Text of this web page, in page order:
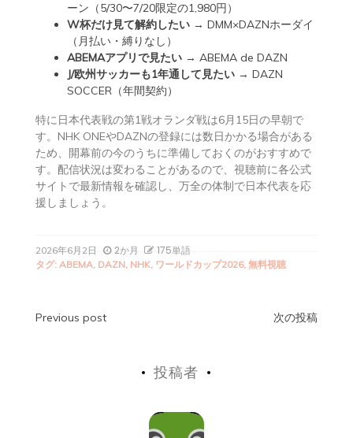
ーン（5/30〜7/20限定の1,980円）
W杯だけ見て解約したい→ DMM×DAZNホーダイ
（月払い・縛りなし）
ABEMAアプリで見たい→ ABEMA de DAZN
J/欧州サッカーも1年通して見たい→ DAZN
SOCCER（年間契約）
特に日本代表戦の第1戦オランダ戦は6月15日の早朝で
す。NHK ONEやDAZNの登録には数日かかる場合がある
ため、開幕前の今のうちに準備しておくのがおすすめで
す。配信状況は変わることがあるので、視聴前に各公式
サイトで最新情報を確認し、万全の体制で日本代表を応
援しましょう。
2026年6月2日 2か月 175単語
タグ: ABEMA, DAZN, NHK, ワールドカップ2026, 無料視聴
投
Previous post 次の投稿
投稿者